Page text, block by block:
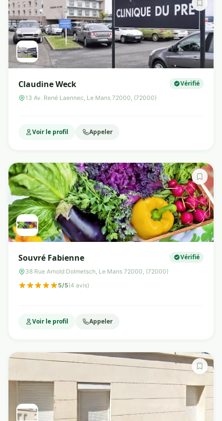
Claudine Weck Vérifié
13 Av. René Laennec, Le Mans 72000, (72000)
Voir le profil Appeler
Souvré Fabienne Vérifié
38 Rue Arnold Dolmetsch, Le Mans 72000, (72000)
5/5(4 avis)
Voir le profil Appeler